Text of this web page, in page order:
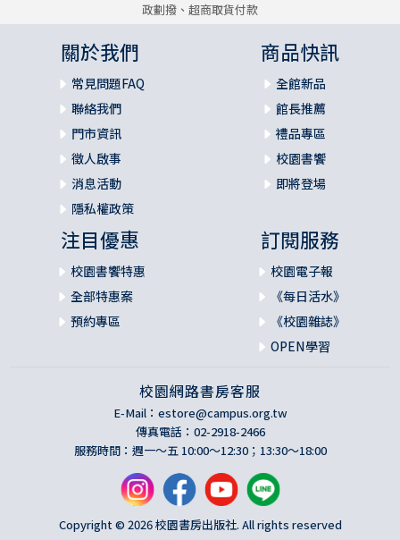
政劃撥、超商取貨付款
關於我們
常見問題FAQ
聯絡我們
門市資訊
徵人啟事
消息活動
隱私權政策
商品快訊
全館新品
館長推薦
禮品專區
校園書饗
即將登場
注目優惠
校園書饗特惠
全部特惠案
預約專區
訂閱服務
校園電子報
《每日活水》
《校園雜誌》
OPEN學習
校園網路書房客服
E-Mail： estore@campus.org.tw
傳真電話：02-2918-2466
服務時間：週一～五 10:00～12:30；13:30～18:00
Copyright © 2026 校園書房出版社. All rights reserved